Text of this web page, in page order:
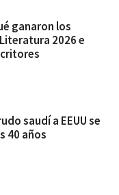
ganaron los
2026 e
saudí a EEUU se
40 años